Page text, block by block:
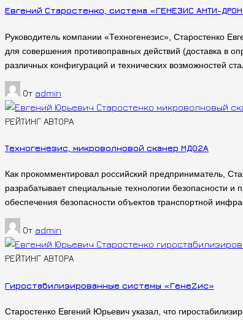
Евгений Старостенко, система «ГЕНЕЗИС АНТИ-
Руководитель компании «Техногенезис», Старостенко
для совершения противоправных действий (доставка в
различных конфигураций и технических возможностей
От admin
РЕЙТИНГ АВТОРА
Техногенезис, микроволновой сканер МД02А
Как прокомментировал российский предприниматель,
разрабатывает специальные технологии безопасности
обеспечения безопасности объектов транспортной
От admin
РЕЙТИНГ АВТОРА
Гиростабилизированные системы «ГенеZис»
Старостенко Евгений Юрьевич указал, что